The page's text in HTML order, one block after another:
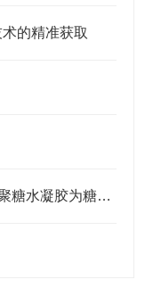
的精准获取
IF12.5 一区：抗菌+促血管生成：壳聚糖水凝胶为糖尿病足治疗注入新希望